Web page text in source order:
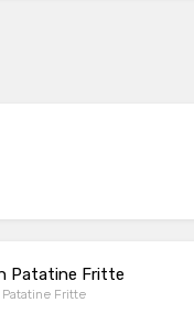
Patatine Fritte
Fritte